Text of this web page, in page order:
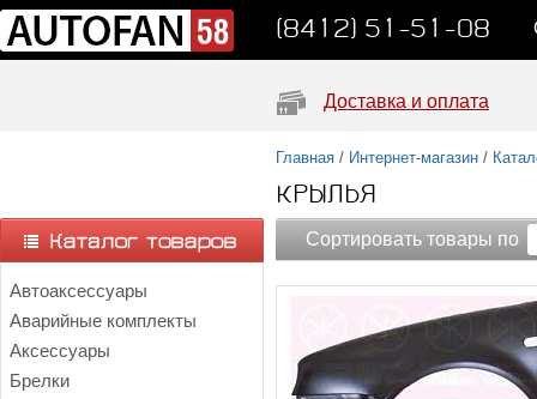
(8412) 51-51-08
Доставка и оплата
Автоаксессуары
Аварийные комплекты
Аксессуары
Брелки
Главная / Интернет-магазин /
КРЫЛЬЯ
Сортировать товары по